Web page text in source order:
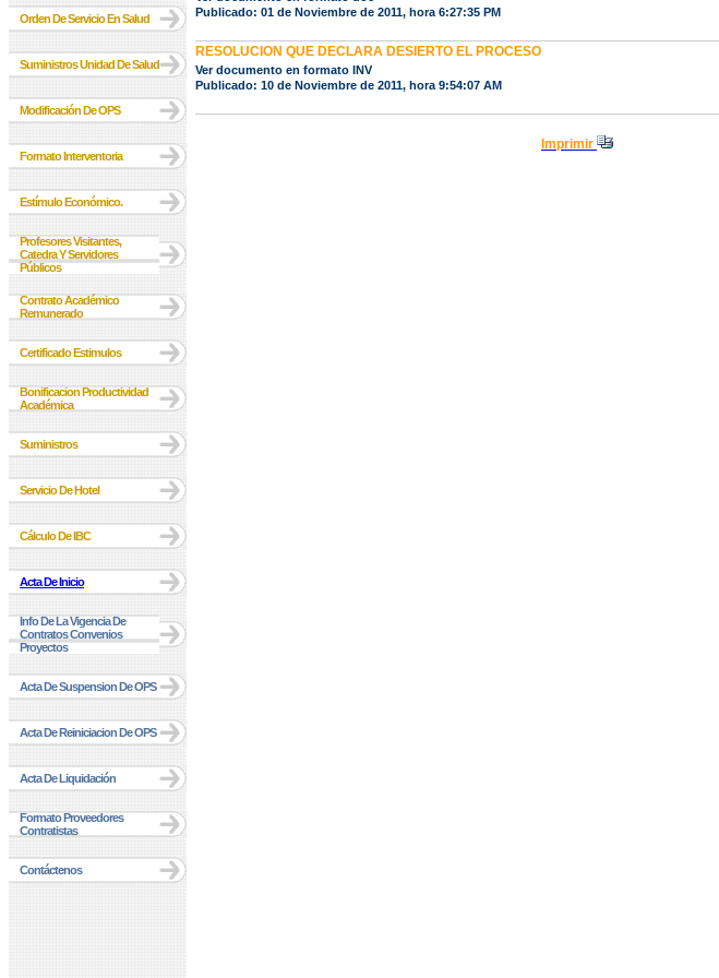
Orden De Servicio En Salud
Suministros Unidad De Salud
Modificación De OPS
Formato Interventoria
Estímulo Económico.
Profesores Visitantes,
Catedra Y Servidores
Públicos
Contrato Académico
Remunerado
Certificado Estimulos
Bonificacion Productividad
Académica
Suministros
Servicio De Hotel
Cálculo De IBC
Acta De Inicio
Info De La Vigencia De
Contratos Convenios
Proyectos
Acta De Suspension De OPS
Acta De Reiniciacion De OPS
Acta De Liquidación
Formato Proveedores
Contratistas
Contáctenos
Publicado: 01 de Noviembre de 2011, hora 6:27:35 PM
RESOLUCION QUE DECLARA DESIERTO EL PROCESO
Ver documento en formato INV
Publicado: 10 de Noviembre de 2011, hora 9:54:07 AM
Imprimir